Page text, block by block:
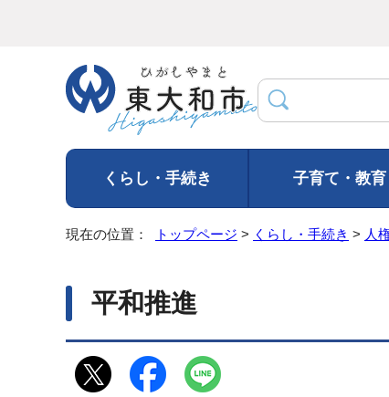
くらし・手続き 子育て・教育
現在の位置： トップページ > くらし・手続き > 人
平和推進